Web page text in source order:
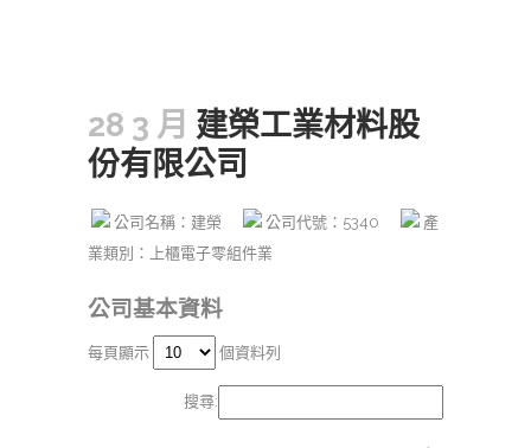
28 3 月 建榮工業材料股
份有限公司
公司名稱：建榮 公司代號：5340
產
業類別：上櫃電子零組件業
公司基本資料
每頁顯示 個資料列
搜尋: